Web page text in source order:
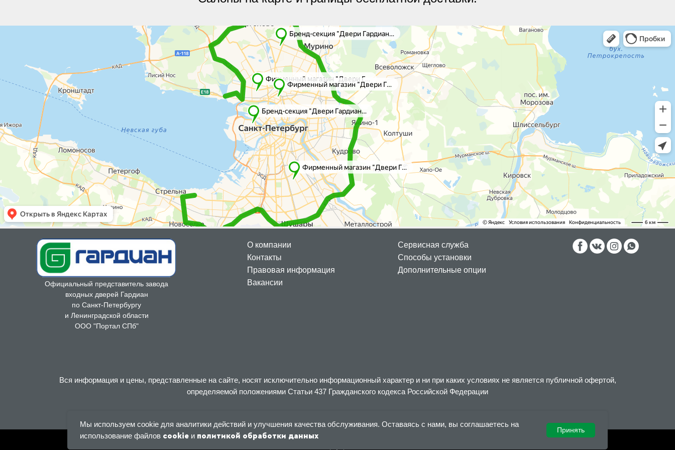
Официальный представитель завода
входных дверей Гардиан
по Санкт-Петербургу
и Ленинградской области
ООО "Портал СПб"
О компании Сервисная служба
Вакансии
Правовая информация
Контакты
Способы установки
Дополнительные опции
Вся информация и цены, представленные на сайте, носят исключительно информационный характер и ни при каких условиях не является публичной офертой,
определяемой положениями Статьи 437 Гражданского кодекса Российской Федерации
Мы используем cookie для аналитики действий и улучшения качества обслуживания. Оставаясь с нами, вы соглашаетесь на
использование файлов cookie и политикой обработки данных
Принять